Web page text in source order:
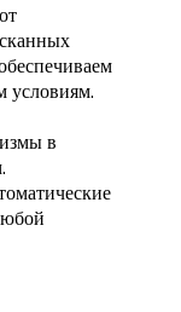
условиям.
в